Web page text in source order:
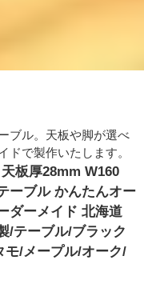
ブル。天板や脚が選べ
ドで製作いたします。
板厚28mm W160
ーブル かんたんオー
ダーメイド 北海道
/テーブル/ブラック
モ/メープル/オーク/